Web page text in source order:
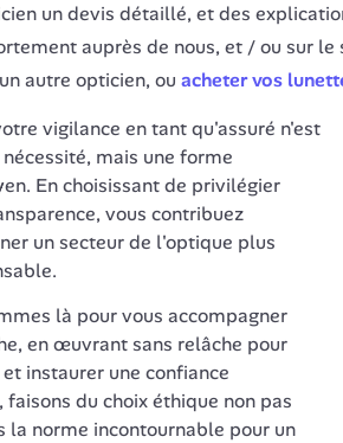
un devis détaillé, et des
auprès de nous, et / ou sur
autre opticien, ou acheter vos
vigilance en tant qu'assuré n'est
mais une forme
En choisissant de privilégier
vous contribuez
un secteur de l'optique plus
là pour vous accompagner
en œuvrant sans relâche pour
instaurer une confiance
faisons du choix éthique non pas
la norme incontournable pour un